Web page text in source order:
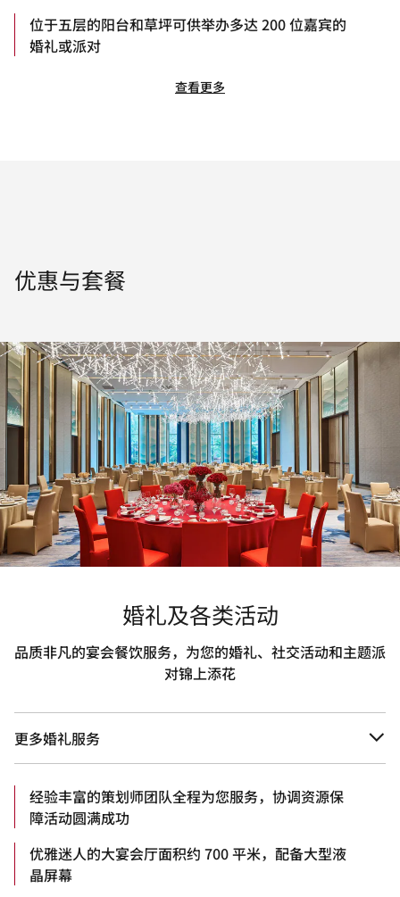
位于五层的阳台和草坪可供举办多达 200 位嘉宾的
婚礼或派对
查看更多
优惠与套餐
婚礼及各类活动
品质非凡的宴会餐饮服务，为您的婚礼、社交活动和主题派
对锦上添花
更多婚礼服务
经验丰富的策划师团队全程为您服务，协调资源保
障活动圆满成功
优雅迷人的大宴会厅面积约 700 平米，配备大型液
晶屏幕